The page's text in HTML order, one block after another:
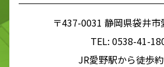
〒437-0031 静岡県袋井市
TEL: 0538-41-
JR愛野駅から徒歩